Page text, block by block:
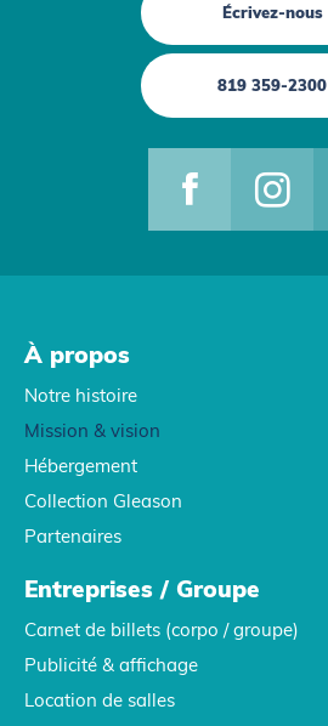
Écrivez-nous
819 359-2300
À propos
Notre histoire
Mission & vision
Hébergement
Collection Gleason
Partenaires
Entreprises / Groupe
Carnet de billets (corpo / groupe)
Publicité & affichage
Location de salles